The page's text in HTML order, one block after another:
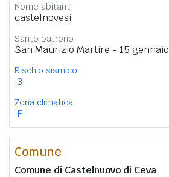
Nome abitanti
castelnovesi
Santo patrono
San Maurizio Martire - 15 gennaio
Rischio sismico
3
Zona climatica
F
Comune
Comune di Castelnuovo di Ceva